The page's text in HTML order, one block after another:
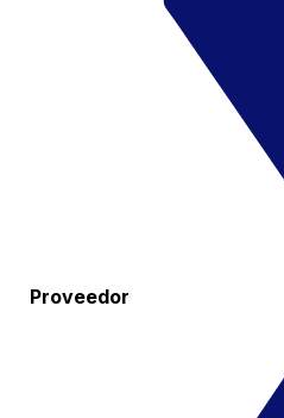
Proveedor